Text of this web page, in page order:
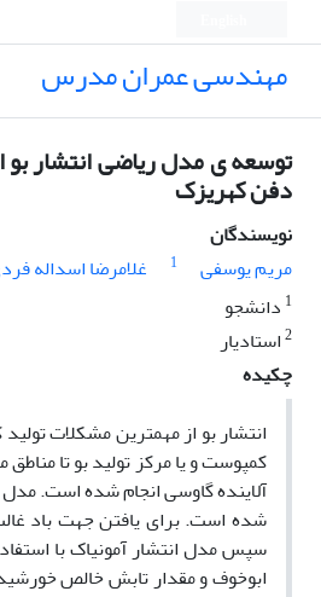
مهندسی عمران مدرس
توسعه ی مدل ریاضی انتشار
دفن کهریزک
نویسندگان
مریم یوسفی
1 غلامرضا اسداله
1 دانشجو
2استادیار
چکیده
انتشار بو از مهمترین مشکلات
کمپوست و یا مرکز تولید بو تا
سپس مدل انتشار آمونیاک با
ابوخوف و مقدار تابش خالص